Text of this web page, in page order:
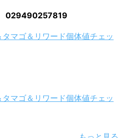
029490257819
タマゴ＆リワード個体値チェッ
タマゴ＆リワード個体値チェッ